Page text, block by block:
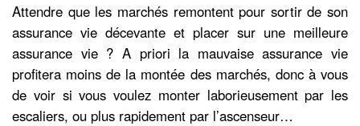
Attendre que les marchés remontent pour sortir de son
assurance vie décevante et placer sur une meilleure
assurance vie ? A priori la mauvaise assurance vie
profitera moins de la montée des marchés, donc à vous
de voir si vous voulez monter laborieusement par les
escaliers, ou plus rapidement par l’ascenseur…